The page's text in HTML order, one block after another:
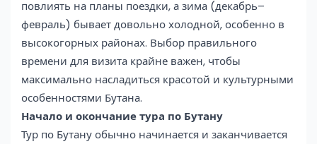
повлиять на планы поездки, а зима (декабрь–
февраль) бывает довольно холодной, особенно в
высокогорных районах. Выбор правильного
времени для визита крайне важен, чтобы
максимально насладиться красотой и культурными
особенностями Бутана.
Начало и окончание тура по Бутану
Тур по Бутану обычно начинается и заканчивается